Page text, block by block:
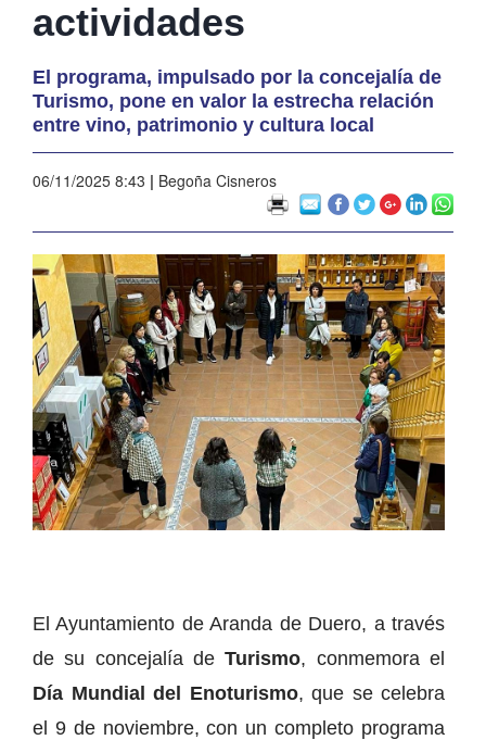
actividades
El programa, impulsado por la concejalía de
Turismo, pone en valor la estrecha relación
entre vino, patrimonio y cultura local
06/11/2025 8:43 | Begoña Cisneros
El Ayuntamiento de Aranda de Duero, a través
de su concejalía deTurismo, conmemora el
Día Mundial del Enoturismo, que se celebra
el 9 de noviembre, con un completo programa